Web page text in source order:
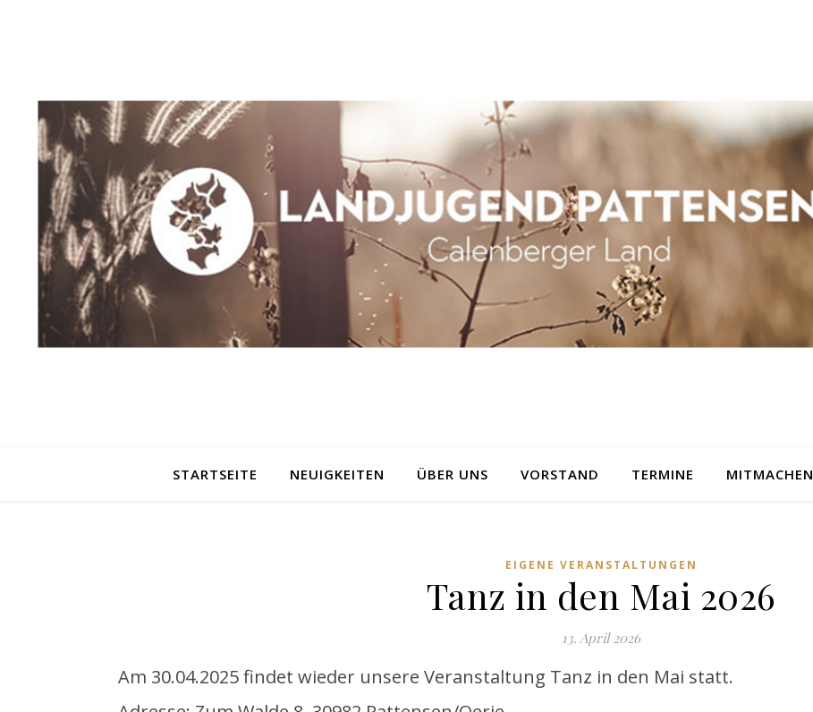
STARTSEITE NEUIGKEITEN ÜBER UNS VORSTAND TERMINE MITMACHEN
EIGENE VERANSTALTUNGEN
Tanz in den Mai 2026
13. April 2026
Am 30.04.2025 findet wieder unsere Veranstaltung Tanz in den Mai statt.